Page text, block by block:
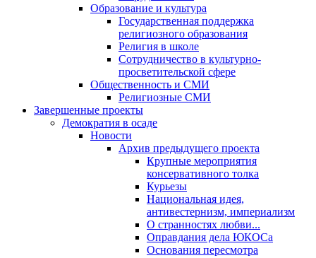
Образование и культура
Государственная поддержка
религиозного образования
Религия в школе
Сотрудничество в культурно-
просветительской сфере
Общественность и СМИ
Религиозные СМИ
Завершенные проекты
Демократия в осаде
Новости
Архив предыдущего проекта
Крупные мероприятия
консервативного толка
Курьезы
Национальная идея,
антивестернизм, империализм
О странностях любви...
Оправдания дела ЮКОСа
Основания пересмотра